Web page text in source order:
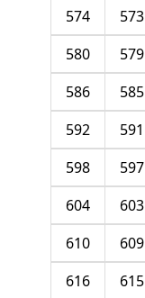
573
574
579
580
585
586
591
592
597
598
603
604
609
610
615
616